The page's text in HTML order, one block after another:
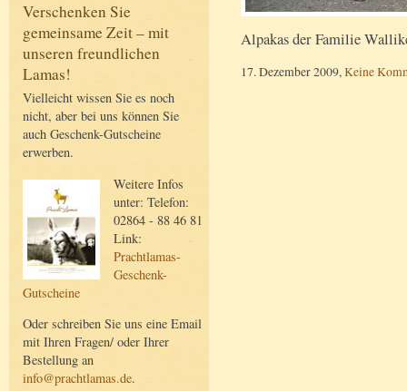
Verschenken Sie
gemeinsame Zeit – mit
unseren freundlichen
Lamas!
Vielleicht wissen Sie es noch
nicht, aber bei uns können Sie
auch Geschenk-Gutscheine
erwerben.
Weitere Infos
unter: Telefon:
02864 - 88 46 81
Link:
Prachtlamas-
Geschenk-
Gutscheine
Oder schreiben Sie uns eine Email
mit Ihren Fragen/ oder Ihrer
Bestellung an
info@prachtlamas.de.
Alpakas der Familie
17. Dezember 2009,Keine